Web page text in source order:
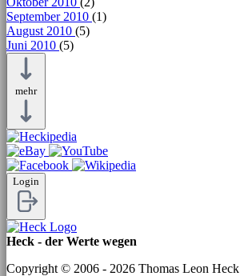
September 2010 (1)
August 2010 (5)
Juni 2010 (5)
mehr
Login
Heck - der Werte wegen
Copyright © 2006 - 2026 Thomas Leon Heck